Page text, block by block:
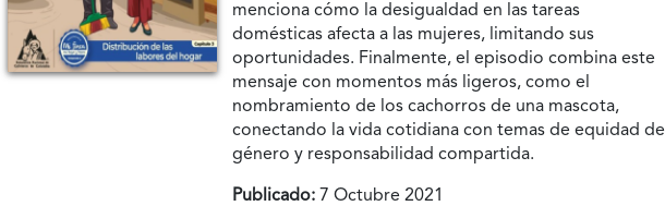
menciona cómo la desigualdad en las tareas
domésticas afecta a las mujeres, limitando sus
oportunidades. Finalmente, el episodio combina este
mensaje con momentos más ligeros, como el
nombramiento de los cachorros de una mascota,
conectando la vida cotidiana con temas de equidad de
género y responsabilidad compartida.
Publicado: 7 Octubre 2021